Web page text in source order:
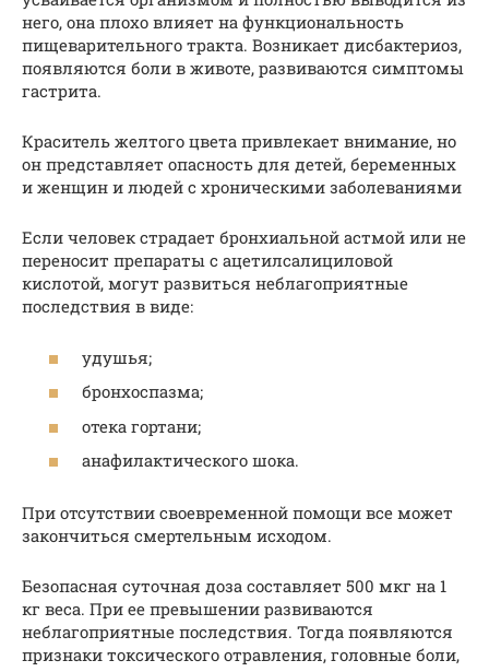
него, она плохо влияет на функциональность
пищеварительного тракта. Возникает дисбактериоз,
появляются боли в животе, развиваются симптомы
гастрита.
Краситель желтого цвета привлекает внимание, но
он представляет опасность для детей, беременных
и женщин и людей с хроническими заболеваниями
Если человек страдает бронхиальной астмой или не
переносит препараты с ацетилсалициловой
кислотой, могут развиться неблагоприятные
последствия в виде:
удушья;
бронхоспазма;
отека гортани;
анафилактического шока.
При отсутствии своевременной помощи все может
закончиться смертельным исходом.
Безопасная суточная доза составляет 500 мкг на 1
кг веса. При ее превышении развиваются
неблагоприятные последствия. Тогда появляются
признаки токсического отравления, головные боли,